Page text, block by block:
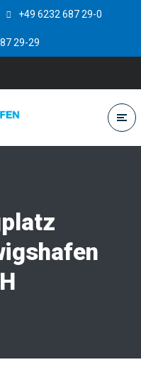
+49 6232 687 29-0
29-29